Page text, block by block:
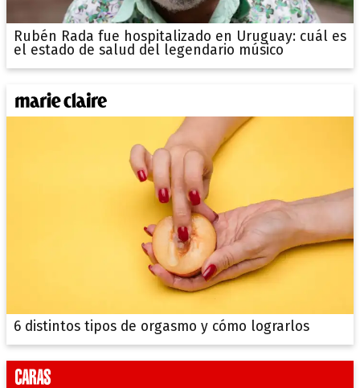
Rubén Rada fue hospitalizado en Uruguay: cuál es
el estado de salud del legendario músico
6 distintos tipos de orgasmo y cómo lograrlos